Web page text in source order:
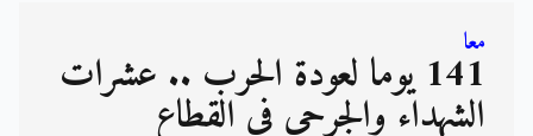
معا 141 يوما لعودة الحرب .. عشرات
الشهداء والجرحى في القطاع